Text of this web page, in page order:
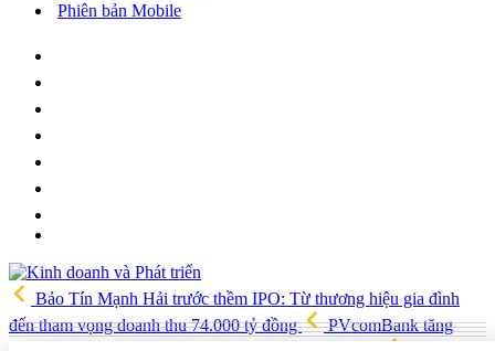
Phiên bản Mobile
Bảo Tín Mạnh Hải trước thềm IPO: Từ thương hiệu gia đình
đến tham vọng doanh thu 74.000 tỷ đồng
PVcomBank tăng